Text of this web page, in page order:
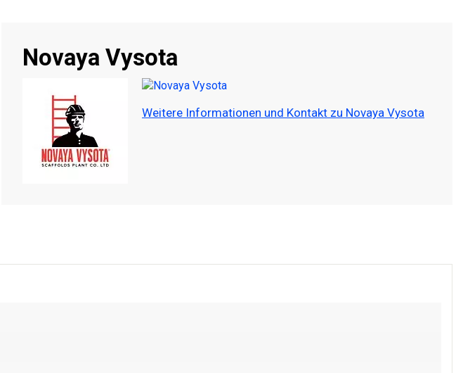
Novaya Vysota
Weitere Informationen und Kontakt zu Novaya Vysota